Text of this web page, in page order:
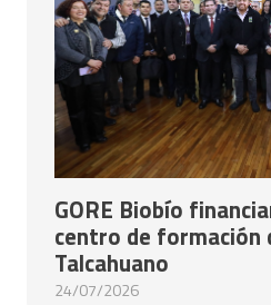
GORE Biobío
centro de formación
Talcahuano
24/07/2026